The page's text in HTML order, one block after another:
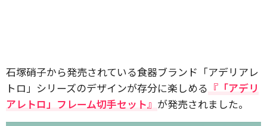
石塚硝子から発売されている食器ブランド「アデリアレ
トロ」シリーズのデザインが存分に楽しめる 『「アデリ
アレトロ」フレーム切手セット』 が発売されました。